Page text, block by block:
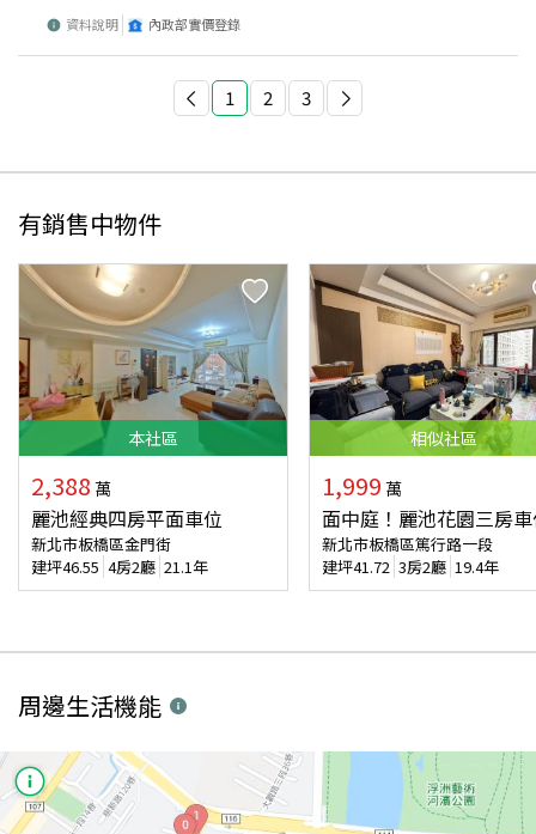
資料說明 內政部實價登錄
1 2 3
有銷售中物件
本社區
2,388 萬
麗池經典四房平面車位
新北市板橋區金門街
建坪46.55 4房2廳 21.1年
相似社區
1,999 萬
面中庭！麗池花園三房
新北市板橋區篤行路一段
建坪41.72 3房2廳 19.4年
周邊生活機能